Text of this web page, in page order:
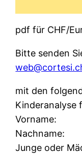
pdf für CHF/
Bitte senden
mit den
Kinderanalyse
Vorname:
Nachname:
Junge oder